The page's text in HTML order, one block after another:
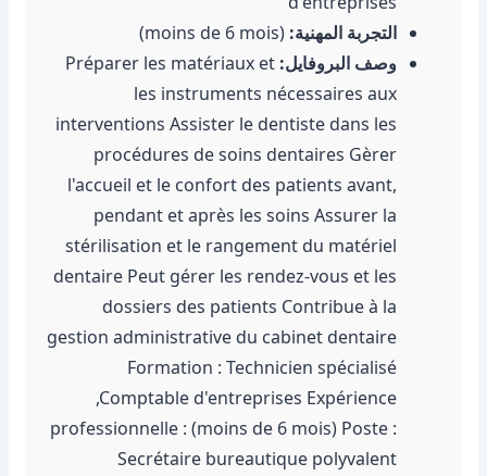
التجربة المهنية: (moins de 6 mois)
وصف البروفايل: Préparer les matériaux et
les instruments nécessaires aux
interventions Assister le dentiste dans les
procédures de soins dentaires Gèrer
l'accueil et le confort des patients avant,
pendant et après les soins Assurer la
stérilisation et le rangement du matériel
dentaire Peut gérer les rendez-vous et les
dossiers des patients Contribue à la
gestion administrative du cabinet dentaire
Formation : Technicien spécialisé
,Comptable d'entreprises Expérience
professionnelle : (moins de 6 mois) Poste :
Secrétaire bureautique polyvalent